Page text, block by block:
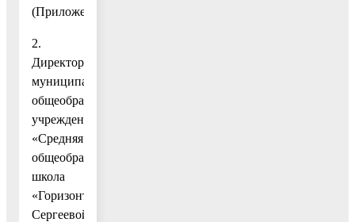
(Приложение.)
2.
Директору
муниципального
общеобразовательного
учреждения
«Средняя
общеобразовательная
школа
«Горизонт»
Сергеевой